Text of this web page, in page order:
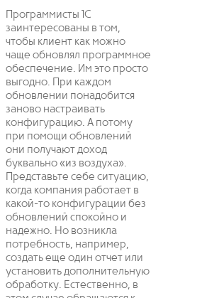
Программисты 1С
заинтересованы в том,
чтобы клиент как можно
чаще обновлял программное
обеспечение. Им это просто
выгодно. При каждом
обновлении понадобится
заново настраивать
конфигурацию. А потому
при помощи обновлений
они получают доход
буквально «из воздуха».
Представьте себе ситуацию,
когда компания работает в
какой-то конфигурации без
обновлений спокойно и
надежно. Но возникла
потребность, например,
создать еще один отчет или
установить дополнительную
обработку. Естественно, в